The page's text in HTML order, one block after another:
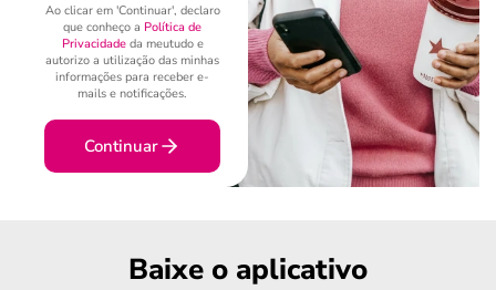
Ao clicar em 'Continuar', declaro
que conheço a Política de
Privacidadeda meutudo e
autorizo a utilização das minhas
informações para receber e-
mails e notificações.
Continuar
Baixe o aplicativo